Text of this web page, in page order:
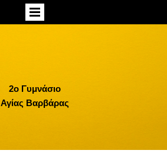
2ο Γυμνάσιο
Αγίας Βαρβάρας